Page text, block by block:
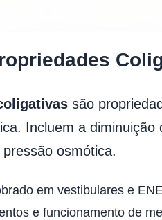
são
Incluem a
osmótica.
em vestibulares e
e funcionamento de